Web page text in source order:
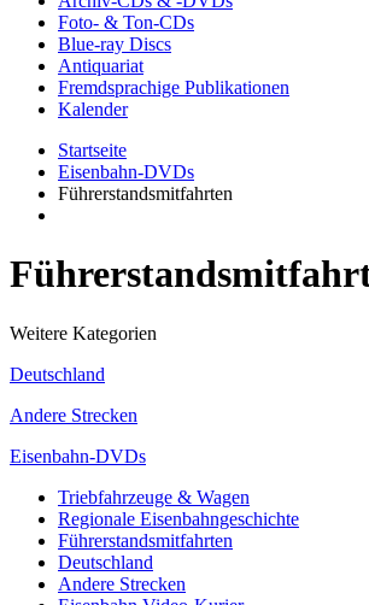
Foto- & Ton-CDs
Blue-ray Discs
Antiquariat
Fremdsprachige Publikationen
Kalender
Startseite
Eisenbahn-DVDs
Führerstandsmitfahrten
Weitere Kategorien
Deutschland
Andere Strecken
Eisenbahn-DVDs
Triebfahrzeuge & Wagen
Regionale Eisenbahngeschichte
Führerstandsmitfahrten
Deutschland
Andere Strecken